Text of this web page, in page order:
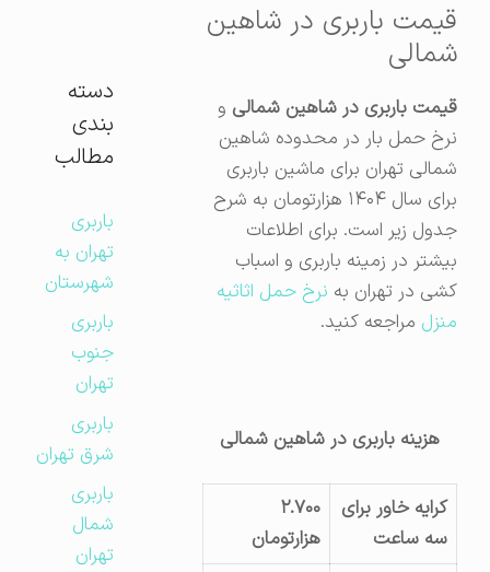
قیمت باربری در شاهین
شمالی
قیمت باربری در شاهین شمالیو
نرخ حمل بار در محدوده شاهین
شمالی تهران برای ماشین باربری
برای سال ۱۴۰۴ هزارتومان به شرح
جدول زیر است. برای اطلاعات
بیشتر در زمینه باربری و اسباب
کشی در تهران بهنرخ حمل اثاثیه
منزلمراجعه کنید.
هزینه باربری در شاهین شمالی
کرایه خاور برای
سه ساعت
۲.۷۰۰
هزارتومان
دسته
بندی
مطالب
باربری
تهران به
شهرستان
باربری
جنوب
تهران
باربری
شرق تهران
باربری
شمال
تهران